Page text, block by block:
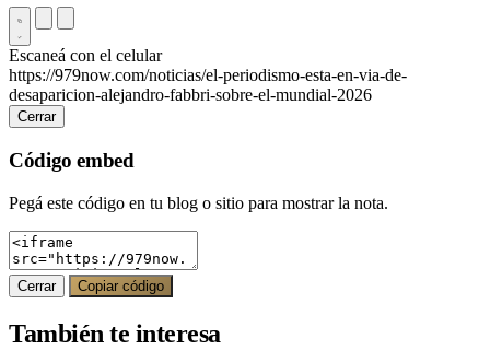
Escaneá con el celular
https://979now.com/noticias/el-periodismo-esta-en-via-de-
desaparicion-alejandro-fabbri-sobre-el-mundial-2026
Cerrar
Código embed
Pegá este código en tu blog o sitio para mostrar la nota.
Cerrar Copiar código
También te interesa